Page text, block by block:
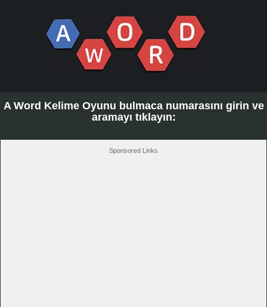
A Word Kelime Oyunu bulmaca numarasını girin ve
aramayı tıklayın:
Sponsored Links